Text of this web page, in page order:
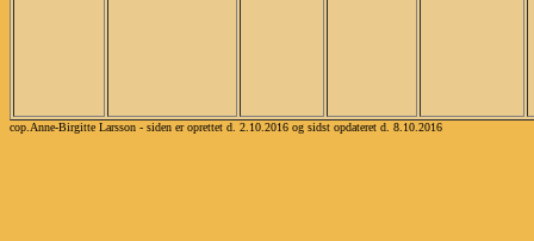
cop.Anne-Birgitte Larsson - siden er oprettet d. 2.10.2016 og sidst opdateret d. 8.10.2016